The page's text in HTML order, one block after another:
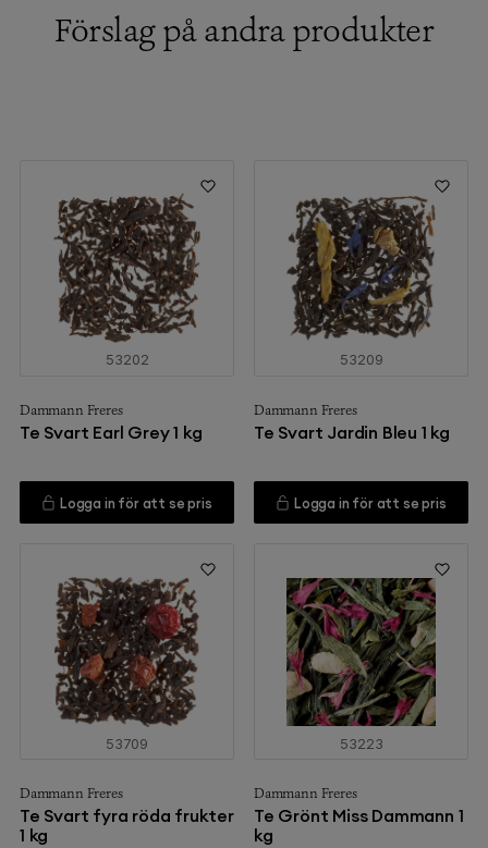
Förslag på andra produkter
53202
Dammann Freres
Te Svart Earl Grey 1 kg
Logga in för att se pris
53209
Dammann Freres
Te Svart Jardin Bleu 1 kg
Logga in för att se pris
53709
Dammann Freres
Te Svart fyra röda frukter
1 kg
53223
Dammann Freres
Te Grönt Miss Dammann 1
kg